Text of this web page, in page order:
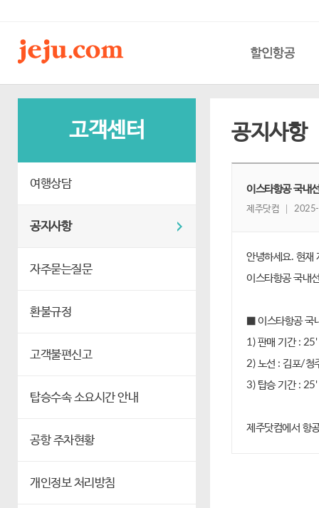
할인항공
고객센터
여행상담
공지사항
자주묻는질문
환불규정
고객불편신고
탑승수속 소요시간 안내
공항 주차현황
개인정보 처리방침
공지사항
이스타항공 국내
제주닷컴
안녕하세요. 현재
이스타항공 국내
■ 이스타항공 국
1) 판매 기간 :
2) 노선 : 김포/
3) 탑승 기간 :
제주닷컴에서 항